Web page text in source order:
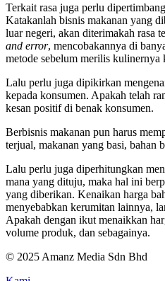
Terkait rasa juga perlu
Katakanlah bisnis makanan yang
luar negeri, akan diterimakah rasa
and error, mencobakannya di
metode sebelum merilis kulinernya
Lalu perlu juga dipikirkan
kepada konsumen. Apakah telah
kesan positif di benak konsumen.
Berbisnis makanan pun harus
terjual, makanan yang basi, bahan
Lalu perlu juga diperhitungkan
mana yang dituju, maka hal ini
yang diberikan. Kenaikan harga
menyebabkan kerumitan lainnya,
Apakah dengan ikut menaikkan
volume produk, dan sebagainya.
© 2025 Amanz Media Sdn Bhd